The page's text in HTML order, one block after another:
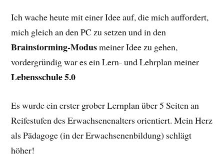
Ich wache heute mit einer Idee auf, die mich auffordert,
mich gleich an den PC zu setzen und in den
Brainstorming-Modusmeiner Idee zu gehen,
vordergründig war es ein Lern- und Lehrplan meiner
Lebensschule 5.0
Es wurde ein erster grober Lernplan über 5 Seiten an
Reifestufen des Erwachsenenalters orientiert. Mein Herz
als Pädagoge (in der Erwachsenenbildung) schlägt
höher!